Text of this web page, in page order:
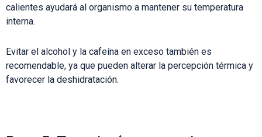
calientes ayudará al organismo a mantener su temperatura
interna.
Evitar el alcohol y la cafeína en exceso también es
recomendable, ya que pueden alterar la percepción térmica y
favorecer la deshidratación.